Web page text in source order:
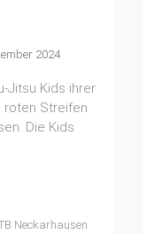
2024
Jitsu Kids ihrer
roten Streifen
Die Kids
Neckarhausen